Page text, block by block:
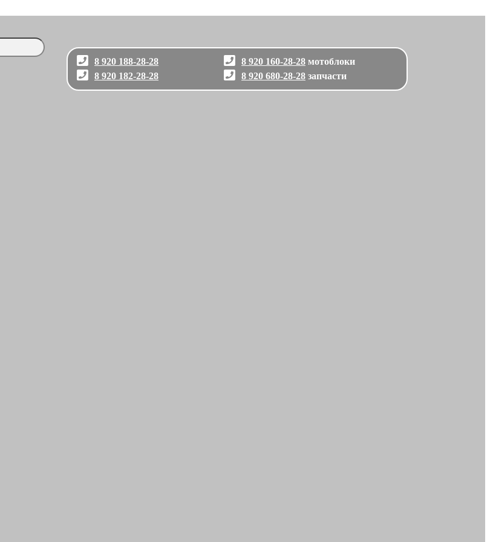
8 920 188-28-28
8 920 182-28-28
8 920 160-28-28 мотоблоки
8 920 680-28-28 запчасти